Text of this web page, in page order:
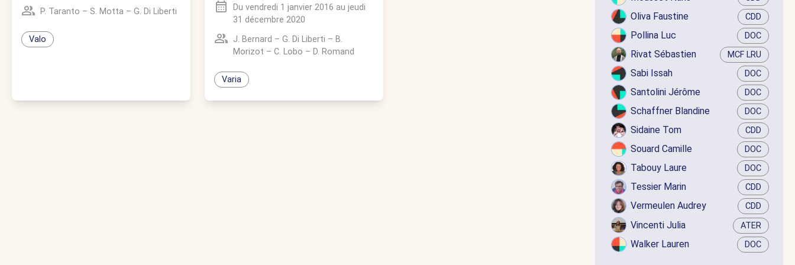
P. Taranto – S. Motta – G. Di Liberti
Valo
Du vendredi 1 janvier 2016 au jeudi
31 décembre 2020
J. Bernard – G. Di Liberti – B.
Morizot – C. Lobo – D. Romand
Varia
Oliva Faustine CDD
Pollina Luc DOC
Rivat Sébastien MCF LRU
Sabi Issah DOC
Santolini Jérôme DOC
Schaffner Blandine DOC
Sidaine Tom CDD
Souard Camille DOC
Tabouy Laure DOC
Tessier Marin CDD
Vermeulen Audrey CDD
Vincenti Julia ATER
Walker Lauren DOC